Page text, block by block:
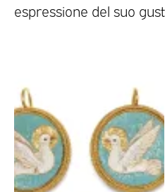
espressione del suo